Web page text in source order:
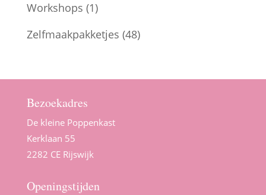
Workshops (1)
Zelfmaakpakketjes (48)
Bezoekadres
De kleine Poppenkast
Kerklaan 55
2282 CE Rijswijk
Openingstijden